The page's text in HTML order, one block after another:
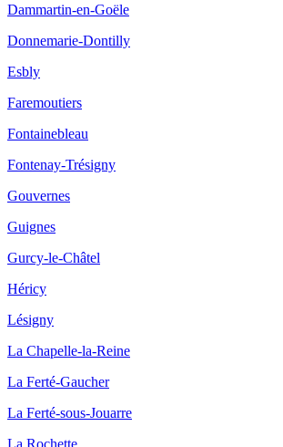
Dammartin-en-Goële
Donnemarie-Dontilly
Esbly
Faremoutiers
Fontainebleau
Fontenay-Trésigny
Gouvernes
Guignes
Gurcy-le-Châtel
Héricy
Lésigny
La Chapelle-la-Reine
La Ferté-Gaucher
La Ferté-sous-Jouarre
La Rochette